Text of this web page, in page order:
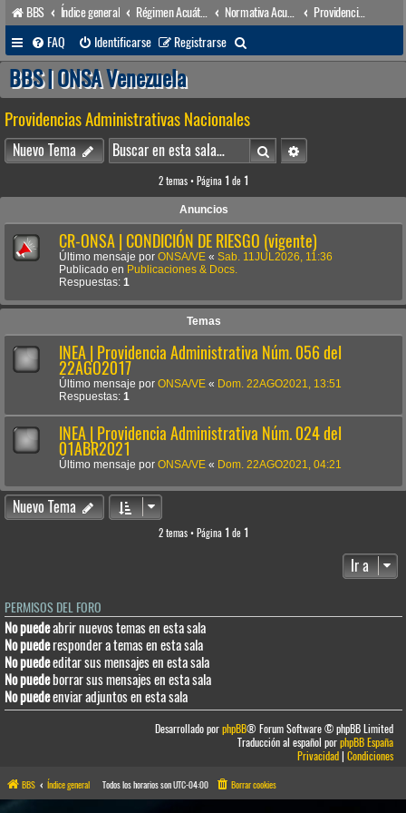
BBS Índice general
Providencias Administrativas Nacionales
FAQ
Identificarse Registrarse
u
c
a
r
BBS | ONSA Venezuela
Providencias Administrativas Nacionales
Nuevo Tema BuscarBúsqueda avanzada
2 temas • Página 1 de 1
Anuncios
CR-ONSA | CONDICIÓN DE RIESGO (vigente)
Último mensaje por ONSA/VE « Sab. 11JUL2026, 11:36
Publicado en Publicaciones & Docs.
Respuestas: 1
Temas
INEA | Providencia Administrativa Núm. 056 del
22AGO2017
Último mensaje por ONSA/VE « Dom. 22AGO2021, 13:51
Respuestas: 1
INEA | Providencia Administrativa Núm. 024 del
01ABR2021
Último mensaje por ONSA/VE « Dom. 22AGO2021, 04:21
Nuevo Tema
2 temas • Página 1 de 1
Ir a
PERMISOS DEL FORO
No puedeabrir nuevos temas en esta sala
No puederesponder a temas en esta sala
No puedeeditar sus mensajes en esta sala
No puedeborrar sus mensajes en esta sala
No puedeenviar adjuntos en esta sala
Desarrollado porphpBB® Forum Software © phpBB Limited
Traducción al español porphpBB España
Privacidad|Condiciones
BBS Índice general Todos los horarios sonUTC-04:00 Borrar cookies